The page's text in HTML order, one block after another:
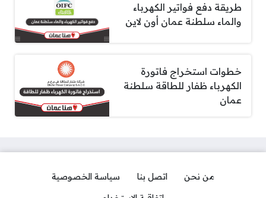
طريقة دفع فواتير الكهرباء
والماء سلطنة عمان أون لاين
خطوات استخراج فاتورة
الكهرباء ظفار للطاقة سلطنة
عمان
من نحن اتصل بنا
سياسة الخصوصية